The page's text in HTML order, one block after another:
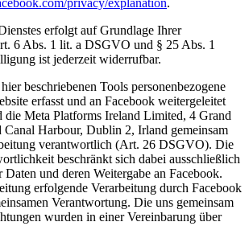
erfolgt auf Grundlage Ihrer
6 Abs. 1 lit. a DSGVO und § 25 Abs. 1
ist jederzeit widerrufbar.
beschriebenen Tools personenbezogene
erfasst und an Facebook weitergeleitet
die Meta Platforms Ireland Limited, 4 Grand
Canal Harbour, Dublin 2, Irland gemeinsam
verantwortlich (Art. 26 DSGVO). Die
beschränkt sich dabei ausschließlich
Daten und deren Weitergabe an Facebook.
erfolgende Verarbeitung durch Facebook
Verantwortung. Die uns gemeinsam
wurden in einer Vereinbarung über